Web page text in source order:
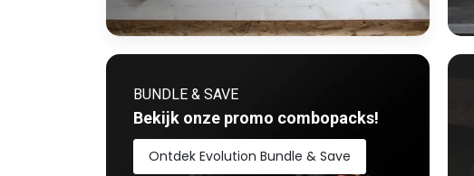
BUNDLE & SAVE
Bekijk onze promo combopacks!
Ontdek Evolution Bundle & Save